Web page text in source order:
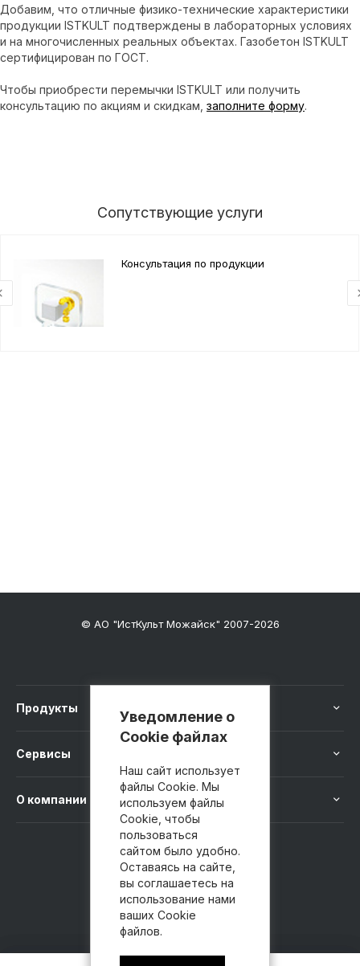
Добавим, что отличные физико-технические характеристики
продукции ISTKULT подтверждены в лабораторных условиях
и на многочисленных реальных объектах. Газобетон ISTKULT
сертифицирован по ГОСТ.
Чтобы приобрести перемычки ISTKULT или получить
консультацию по акциям и скидкам, заполните форму.
Сопутствующие услуги
Консультация по продукции
© АО "ИстКульт Можайск" 2007-2026
Продукты
Сервисы
О компании
8 800 100-41-40
Уведомление о
Cookie файлах
Наш сайт использует
файлы Cookie. Мы
используем файлы
Cookie, чтобы
пользоваться
сайтом было удобно.
Оставаясь на сайте,
вы соглашаетесь на
использование нами
ваших Cookie
файлов.